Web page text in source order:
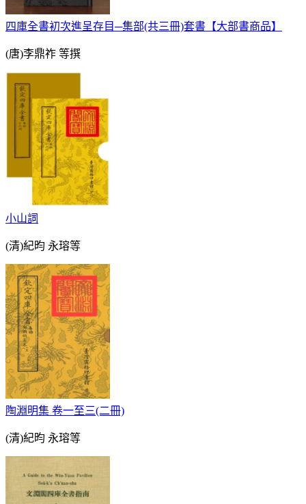
四庫全書初次進呈存目─集部(共三冊)套書【大部書商品】
(唐)李鼎祚 等撰
小山詞
(清)紀昀 永瑢等
陶淵明集 卷一至三(二冊)
(清)紀昀 永瑢等